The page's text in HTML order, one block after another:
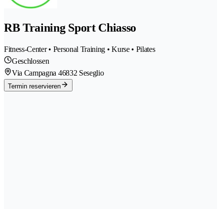
RB Training Sport Chiasso
Fitness-Center • Personal Training • Kurse • Pilates
Geschlossen
Via Campagna 46832 Seseglio
Termin reservieren